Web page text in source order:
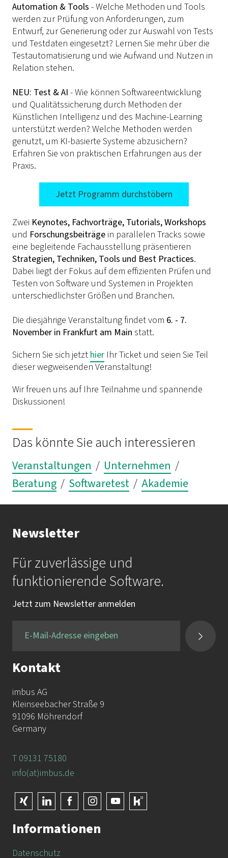
Automation & Tools - Welche Methoden und Tools
werden zur Prüfung von Anforderungen, zum
Entwurf, zur Generierung oder zur Auswahl von Tests
und Testdaten eingesetzt? Lernen Sie mehr über die
Testautomatisierung und wie Aufwand und Nutzen in
Relation stehen.
NEU: Test & AI - Wie können Softwareentwicklung
und Qualitätssicherung durch Methoden der
Künstlichen Intelligenz und des Machine-Learning
unterstützt werden? Welche Methoden werden
genutzt, um KI-basierte Systeme abzusichern?
Erfahren Sie von praktischen Erfahrungen aus der
Praxis.
Jetzt Programm durchstöbern
Zwei Keynotes, Fachvorträge, Tutorials, Workshops
und Forschungsbeiträge in parallelen Tracks sowie
eine begleitende Fachausstellung präsentieren
Strategien, Techniken, Tools und Best Practices.
Dabei liegt der Fokus auf dem effizienten Prüfen und
Testen von Software und Systemen in Projekten
unterschiedlichster Größen und Branchen.
Die diesjährige Veranstaltung findet vom 6. - 7.
November in Frankfurt am Main statt.
Sichern Sie sich jetzt hier Ihr Ticket und seien Sie Teil
dieser wegweisenden Veranstaltung!
Wir freuen uns auf Ihre Teilnahme und spannende
Diskussionen!
Das könnte Sie auch interessieren
Veranstaltungen / Unternehmen /
Beratung / Softwaretest / Akademie
Newsletter
Für zuverlässige und
funktionierende Software.
Jetzt zum Newsletter anmelden
Kontakt
imbus AG
Kleinseebacher Straße 9
91096 Möhrendorf
Germany
T 09131 75180
info(at)imbus.de
Informationen
Datenschutz